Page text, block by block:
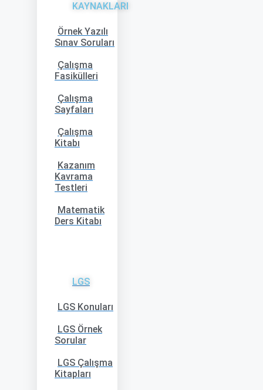
KAYNAKLARI
Örnek Yazılı
Sınav Soruları
Çalışma
Fasikülleri
Çalışma
Sayfaları
Çalışma
Kitabı
Kazanım
Kavrama
Testleri
Matematik
Ders Kitabı
LGS
LGS Konuları
LGS Örnek
Sorular
LGS Çalışma
Kitapları